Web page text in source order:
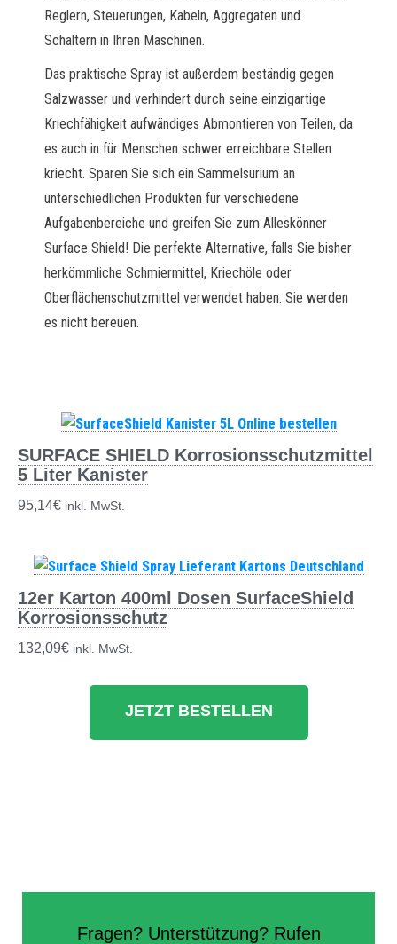
Reglern, Steuerungen, Kabeln, Aggregaten und
Schaltern in Ihren Maschinen.
Das praktische Spray ist außerdem beständig gegen
Salzwasser und verhindert durch seine einzigartige
Kriechfähigkeit aufwändiges Abmontieren von Teilen, da
es auch in für Menschen schwer erreichbare Stellen
kriecht. Sparen Sie sich ein Sammelsurium an
unterschiedlichen Produkten für verschiedene
Aufgabenbereiche und greifen Sie zum Alleskönner
Surface Shield! Die perfekte Alternative, falls Sie bisher
herkömmliche Schmiermittel, Kriechöle oder
Oberflächenschutzmittel verwendet haben. Sie werden
es nicht bereuen.
SURFACE SHIELD Korrosionsschutzmittel
5 Liter Kanister
95,14€ inkl. MwSt.
12er Karton 400ml Dosen SurfaceShield
Korrosionsschutz
132,09€ inkl. MwSt.
JETZT BESTELLEN
Fragen? Unterstützung? Rufen